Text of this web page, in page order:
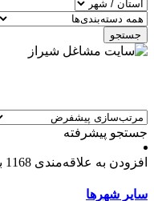
جستجو
جستجو پیشرفته
افزودن به علاقه‌مندی 1168 بازدید
سایر شهرها